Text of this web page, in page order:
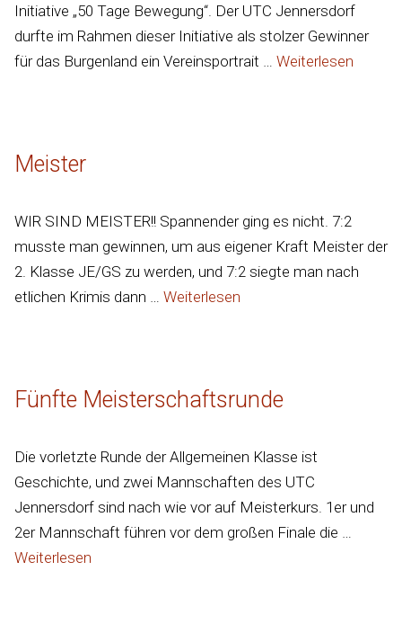
Initiative „50 Tage Bewegung“. Der UTC Jennersdorf
durfte im Rahmen dieser Initiative als stolzer Gewinner
für das Burgenland ein Vereinsportrait … Weiterlesen
Meister
WIR SIND MEISTER!! Spannender ging es nicht. 7:2
musste man gewinnen, um aus eigener Kraft Meister der
2. Klasse JE/GS zu werden, und 7:2 siegte man nach
etlichen Krimis dann … Weiterlesen
Fünfte Meisterschaftsrunde
Die vorletzte Runde der Allgemeinen Klasse ist
Geschichte, und zwei Mannschaften des UTC
Jennersdorf sind nach wie vor auf Meisterkurs. 1er und
2er Mannschaft führen vor dem großen Finale die …
Weiterlesen